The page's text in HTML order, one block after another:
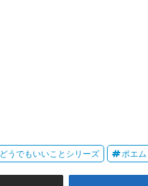
どうでもいいことシリーズ ポエム